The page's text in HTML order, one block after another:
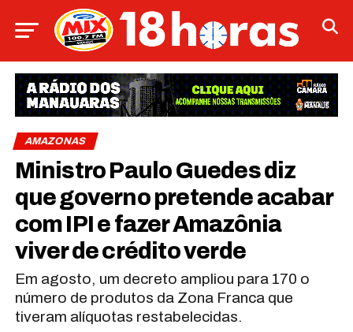
AMAZONAS
Ministro Paulo Guedes diz
que governo pretende acabar
com IPI e fazer Amazônia
viver de crédito verde
Em agosto, um decreto ampliou para 170 o
número de produtos da Zona Franca que
tiveram alíquotas restabelecidas.